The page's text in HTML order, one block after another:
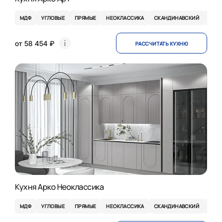
МДФ УГЛОВЫЕ ПРЯМЫЕ НЕОКЛАССИКА СКАНДИНАВСКИЙ
от 58 454 ₽ РАССЧИТАТЬ КУХНЮ
НОВИНКА
Кухня Арко Неоклассика
МДФ УГЛОВЫЕ ПРЯМЫЕ НЕОКЛАССИКА СКАНДИНАВСКИЙ